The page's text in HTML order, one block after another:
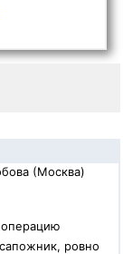
(Москва)
ровно